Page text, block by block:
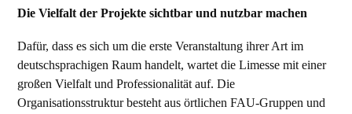
Die Vielfalt der Projekte sichtbar und nutzbar machen
Dafür, dass es sich um die erste Veranstaltung ihrer Art im
deutschsprachigen Raum handelt, wartet die Limesse mit einer
großen Vielfalt und Professionalität auf. Die
Organisationsstruktur besteht aus örtlichen FAU-Gruppen und